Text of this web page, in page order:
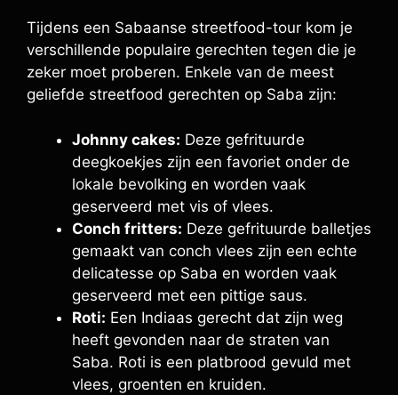
Tijdens een Sabaanse streetfood-tour kom je
verschillende populaire gerechten tegen die je
zeker moet proberen. Enkele van de meest
geliefde streetfood gerechten op Saba zijn:
Johnny cakes: Deze gefrituurde
deegkoekjes zijn een favoriet onder de
lokale bevolking en worden vaak
geserveerd met vis of vlees.
Conch fritters: Deze gefrituurde balletjes
gemaakt van conch vlees zijn een echte
delicatesse op Saba en worden vaak
geserveerd met een pittige saus.
Roti: Een Indiaas gerecht dat zijn weg
heeft gevonden naar de straten van
Saba. Roti is een platbrood gevuld met
vlees, groenten en kruiden.